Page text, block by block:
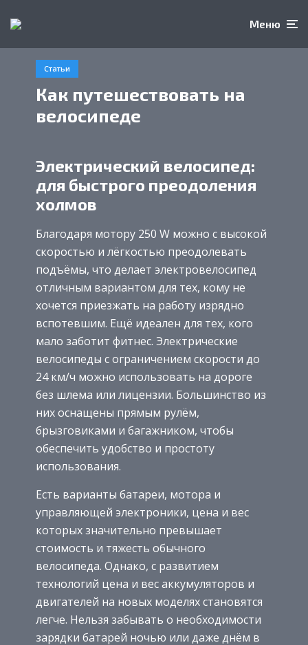
Меню
Статьи
Как путешествовать на
велосипеде
Электрический велосипед:
для быстрого преодоления
холмов
Благодаря мотору 250 W можно с высокой
скоростью и лёгкостью преодолевать
подъёмы, что делает электровелосипед
отличным вариантом для тех, кому не
хочется приезжать на работу изрядно
вспотевшим. Ещё идеален для тех, кого
мало заботит фитнес. Электрические
велосипеды с ограничением скорости до
24 км/ч можно использовать на дороге
без шлема или лицензии. Большинство из
них оснащены прямым рулём,
брызговиками и багажником, чтобы
обеспечить удобство и простоту
использования.
Есть варианты батареи, мотора и
управляющей электроники, цена и вес
которых значительно превышает
стоимость и тяжесть обычного
велосипеда. Однако, с развитием
технологий цена и вес аккумуляторов и
двигателей на новых моделях становятся
легче. Нельзя забывать о необходимости
зарядки батарей ночью или даже днём в